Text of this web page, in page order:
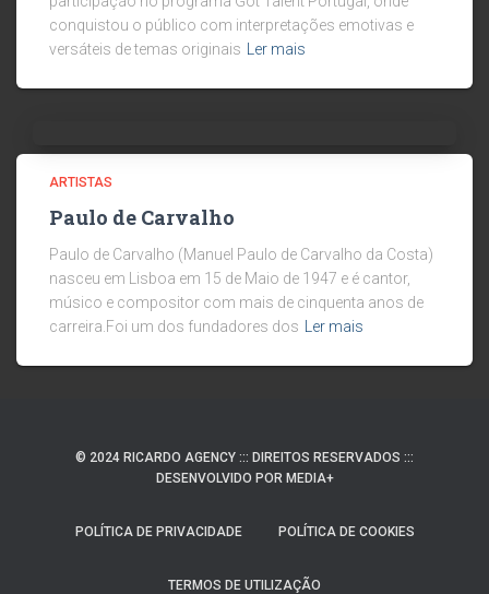
conquistou o público com interpretações emotivas e
versáteis de temas originais
Ler mais
ARTISTAS
Paulo de Carvalho
Paulo de Carvalho (Manuel Paulo de Carvalho da Costa)
nasceu em Lisboa em 15 de Maio de 1947 e é cantor,
músico e compositor com mais de cinquenta anos de
carreira.Foi um dos fundadores dos
Ler mais
© 2024 RICARDO AGENCY ::: DIREITOS RESERVADOS :::
DESENVOLVIDO POR MEDIA+
POLÍTICA DE PRIVACIDADE POLÍTICA DE COOKIES
TERMOS DE UTILIZAÇÃO